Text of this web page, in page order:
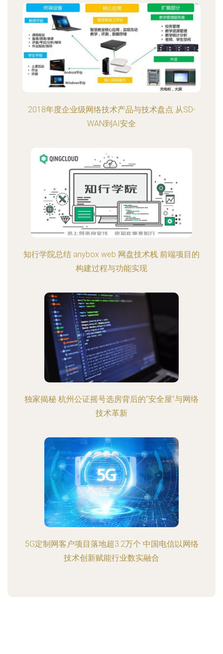
2018年度企业级网络技术产品与技术盘点 从SD-
WAN到AI安全
知行学院总结 anybox web 网盘技术栈 前端项目的
构建过程与功能实现
独家揭秘 杭州公证摇号选房背后的“安全屋”与网络
技术革新
5G定制网客户项目落地超3.2万个 中国电信以网络
技术创新赋能行业数实融合